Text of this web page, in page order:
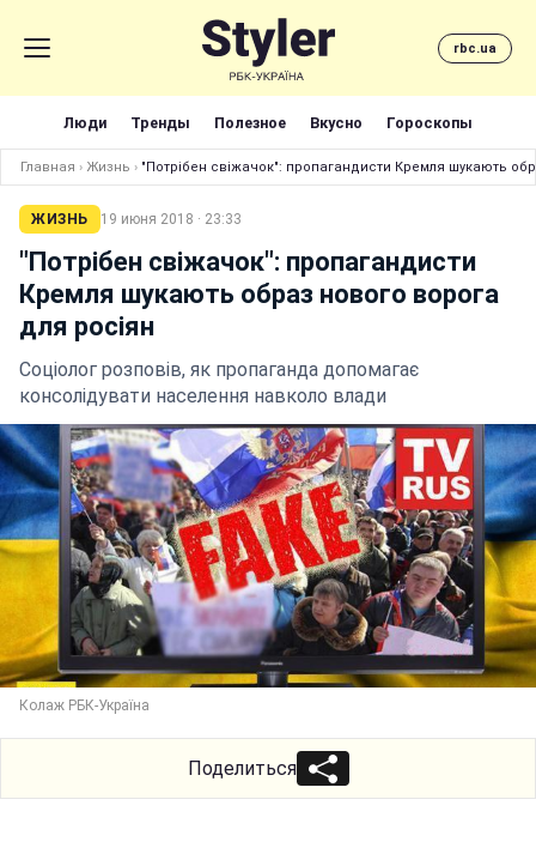
rbc.ua
Люди Тренды Полезное Вкусно Гороскопы
Главная › Жизнь › "Потрібен свіжачок": пропагандисти Кремля шукають
ЖИЗНЬ 19 июня 2018 · 23:33
"Потрібен свіжачок": пропагандисти
Кремля шукають образ нового ворога
для росіян
Соціолог розповів, як пропаганда допомагає
консолідувати населення навколо влади
Колаж РБК-Україна
Поделиться